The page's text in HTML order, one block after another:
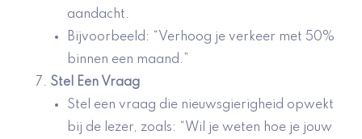
aandacht.
Bijvoorbeeld: “Verhoog je verkeer met 50%
binnen een maand.”
Stel Een Vraag
Stel een vraag die nieuwsgierigheid opwekt
bij de lezer, zoals: “Wil je weten hoe je jouw